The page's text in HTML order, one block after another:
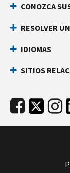
CONOZCA
RESOLVER
IDIOMAS
SITIOS